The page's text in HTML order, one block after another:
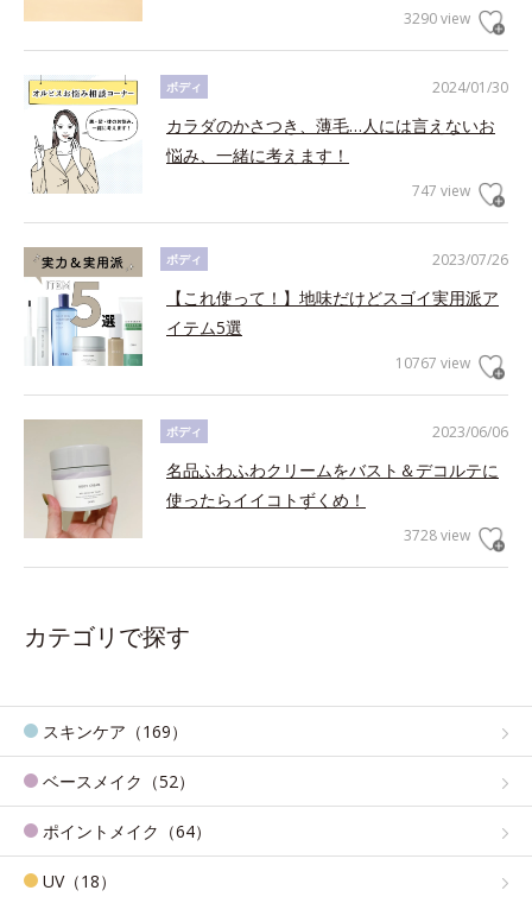
3290 view
2024/01/30
ボディ
カラダのかさつき、薄毛…人には言えないお
悩み、一緒に考えます！
747 view
2023/07/26
ボディ
【これ使って！】地味だけどスゴイ実用派ア
イテム5選
10767 view
2023/06/06
ボディ
名品ふわふわクリームをバスト＆デコルテに
使ったらイイコトずくめ！
3728 view
カテゴリで探す
スキンケア（169）
ベースメイク（52）
ポイントメイク（64）
UV（18）